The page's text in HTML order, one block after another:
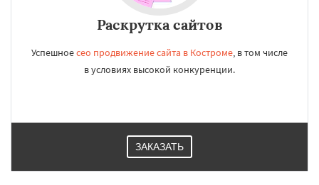
Раскрутка сайтов
Успешноесео продвижение сайта в Костроме, в том числе
в условиях высокой конкуренции.
ЗАКАЗАТЬ